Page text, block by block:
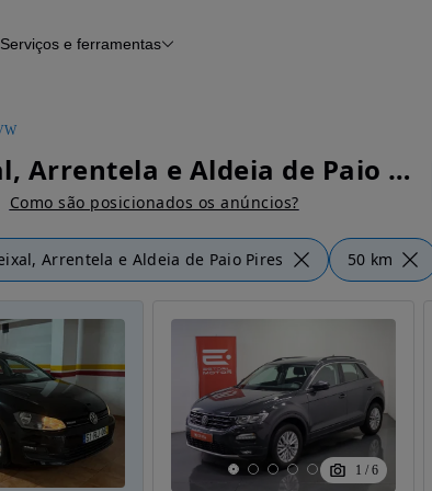
Serviços e ferramentas
VW Seixal, Arrentela e Aldeia de Paio Pires - Carros
Como são posicionados os anúncios?
Arrentela e Aldeia de Paio Pires 50 km
1 / 6